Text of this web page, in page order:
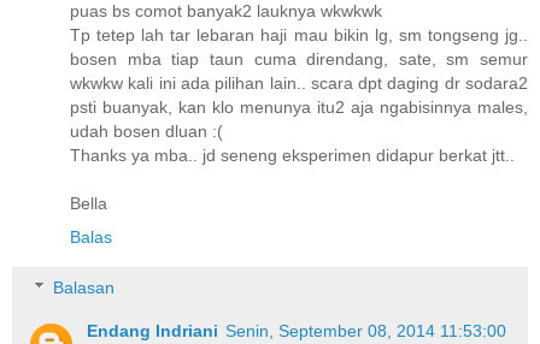
puas bs comot banyak2 lauknya wkwkwk
Tp tetep lah tar lebaran haji mau bikin lg, sm tongseng jg..
bosen mba tiap taun cuma direndang, sate, sm semur
wkwkw kali ini ada pilihan lain.. scara dpt daging dr sodara2
psti buanyak, kan klo menunya itu2 aja ngabisinnya males,
udah bosen dluan :(
Thanks ya mba.. jd seneng eksperimen didapur berkat jtt..
Bella
Balas
Balasan
Endang Indriani Senin, September 08, 2014 11:53:00